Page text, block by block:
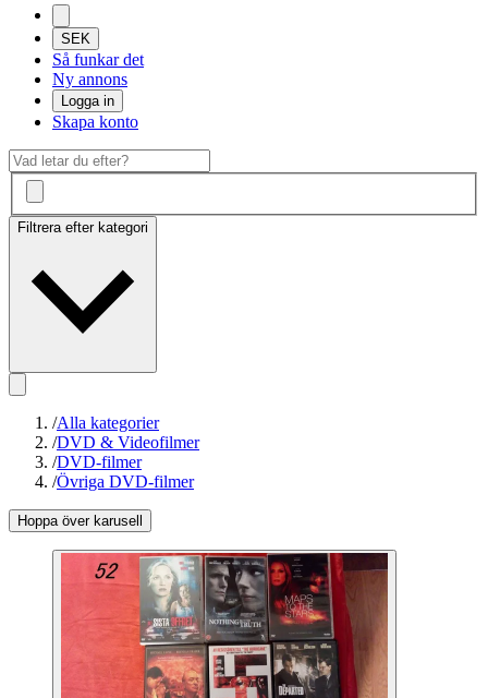
SEK
Så funkar det
Ny annons
Logga in
Skapa konto
Filtrera efter kategori
/Alla kategorier
/DVD & Videofilmer
/DVD-filmer
/Övriga DVD-filmer
Hoppa över karusell